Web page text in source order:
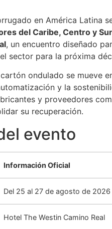
en América Latina
del Caribe, Centro y
, un encuentro diseñado
sector para la próxima
ondulado se mueve
y la
y proveedores
su recuperación.
evento
Información Oficial
Del 25 al 27 de agosto de 2026
Hotel The Westin Camino Real